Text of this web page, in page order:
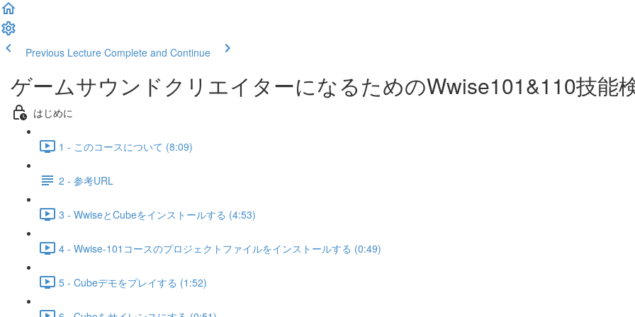
Previous Lecture Complete and Continue
ゲームサウンドクリエイターになるためのWwise101&110技能
はじめに
1 - このコースについて (8:09)
2 - 参考URL
3 - WwiseとCubeをインストールする (4:53)
4 - Wwise-101コースのプロジェクトファイルをインストールする (0:49)
5 - Cubeデモをプレイする (1:52)